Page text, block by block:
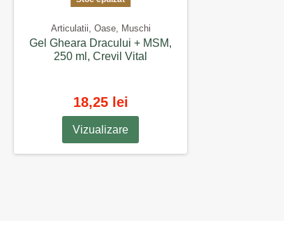
Articulatii, Oase, Muschi
Gel Gheara Dracului + MSM,
250 ml, Crevil Vital
18,25 lei
Vizualizare